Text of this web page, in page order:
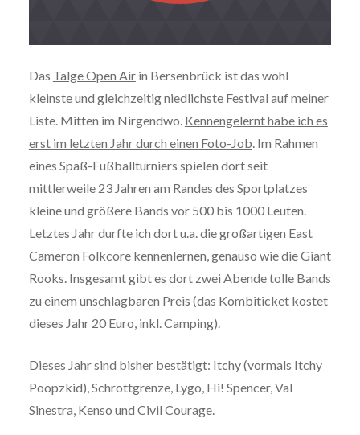
Das Talge Open Airin Bersenbrück ist das wohl
kleinste und gleichzeitig niedlichste Festival auf meiner
Liste. Mitten im Nirgendwo. Kennengelernt habe ich es
erst im letzten Jahr durch einen Foto-Job. Im Rahmen
eines Spaß-Fußballturniers spielen dort seit
mittlerweile 23 Jahren am Randes des Sportplatzes
kleine und größere Bands vor 500 bis 1000 Leuten.
Letztes Jahr durfte ich dort u.a. die großartigen East
Cameron Folkcore kennenlernen, genauso wie die Giant
Rooks. Insgesamt gibt es dort zwei Abende tolle Bands
zu einem unschlagbaren Preis (das Kombiticket kostet
dieses Jahr 20 Euro, inkl. Camping).
Dieses Jahr sind bisher bestätigt: Itchy (vormals Itchy
Poopzkid), Schrottgrenze, Lygo, Hi! Spencer, Val
Sinestra, Kenso und Civil Courage.